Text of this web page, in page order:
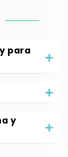
para
y